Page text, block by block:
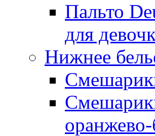
Пальто
для
Нижнее